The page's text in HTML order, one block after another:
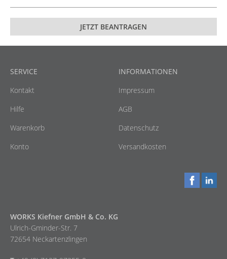
JETZT BEANTRAGEN
SERVICE
Kontakt
Hilfe
Warenkorb
Konto
INFORMATIONEN
Impressum
AGB
Datenschutz
Versandkosten
WORKS Kiefner GmbH & Co. KG
Ulrich-Gminder-Str. 7
72654 Neckartenzlingen